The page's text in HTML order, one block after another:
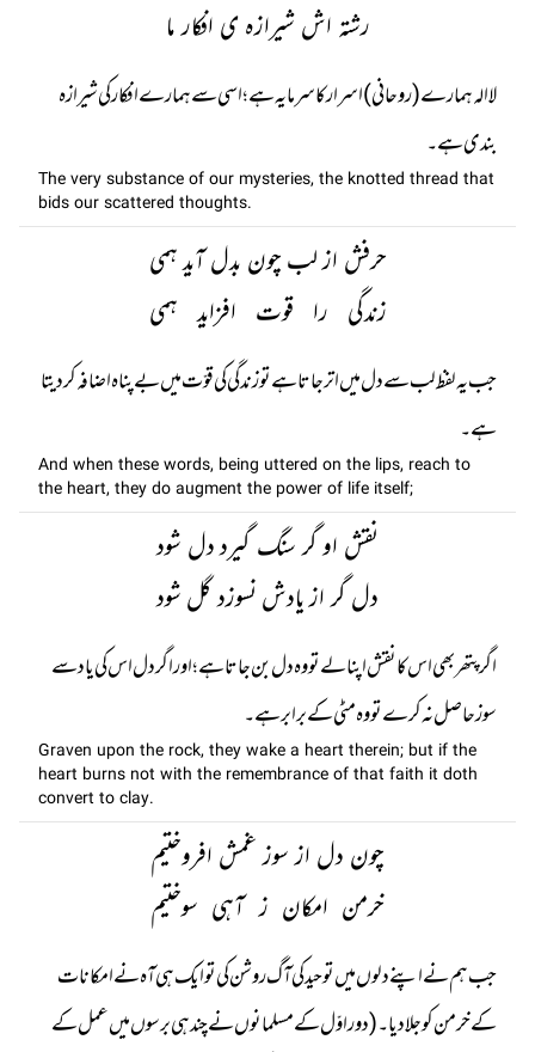
رشتہ اش شیرازہ ی افکار ما
لاالہ ہمارے (روحانی ) اسرار کا سرمایہ ہے؛ اسی سے ہمارے افکار کی شیرازہ
بندی ہے۔
The very substance of our mysteries, the knotted thread that
bids our scattered thoughts.
حرفش از لب چون بدل آید ہمی
زندگی را قوت افزاید ہمی
جب یہ لفظ لب سے دل میں اتر جاتا ہے تو زندگی کی قوّت میں بے پناہ اضافہ کر دیتا
ہے۔
And when these words, being uttered on the lips, reach to
the heart, they do augment the power of life itself;
نقش او گر سنگ گیرد دل شود
دل گر از یادش نسوزد گل شود
اگر پتھر بھی اس کا نقش اپنا لے تو وہ دل بن جاتا ہے؛ اور اگر دل اس کی یاد سے
سوز حاصل نہ کرے تو وہ مٹی کے برابر ہے۔
Graven upon the rock, they wake a heart therein; but if the
heart burns not with the remembrance of that faith it doth
convert to clay.
چون دل از سوز غمش افروختیم
خرمن امکان ز آہی سوختیم
جب ہم نے اپنے دلوں میں توحید کی آگ روشن کی تو ایک ہی آہ نے امکانات
کے خرمن کو جلا دیا۔(دور اوّل کے مسلمانوں نے چند ہی برسوں میں عمل کے